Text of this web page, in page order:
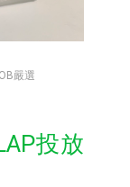
嚴選
投放